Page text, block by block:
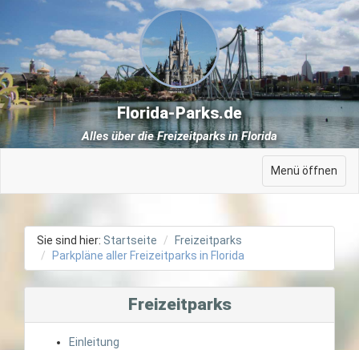
Florida-Parks.de
Alles über die Freizeitparks in Florida
Menü öffnen
Sie sind hier: Startseite
Freizeitparks
Parkpläne aller Freizeitparks in Florida
Freizeitparks
Einleitung